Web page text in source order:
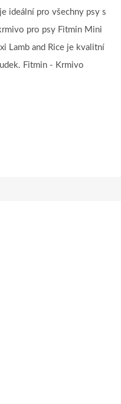
ideální pro všechny psy s
pro psy Fitmin Mini
Lamb and Rice je kvalitní
Fitmin - Krmivo